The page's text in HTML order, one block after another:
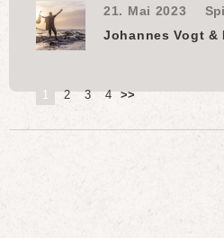
21. Mai 2023
Johannes Vogt &
1 2 3 4 >>